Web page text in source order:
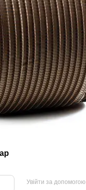
Увійти за допомогою